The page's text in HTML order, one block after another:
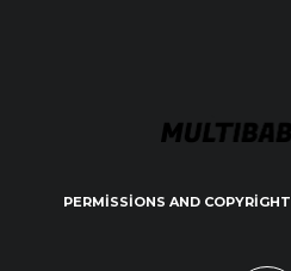
PERMISSIONS AND COPYRIGHT